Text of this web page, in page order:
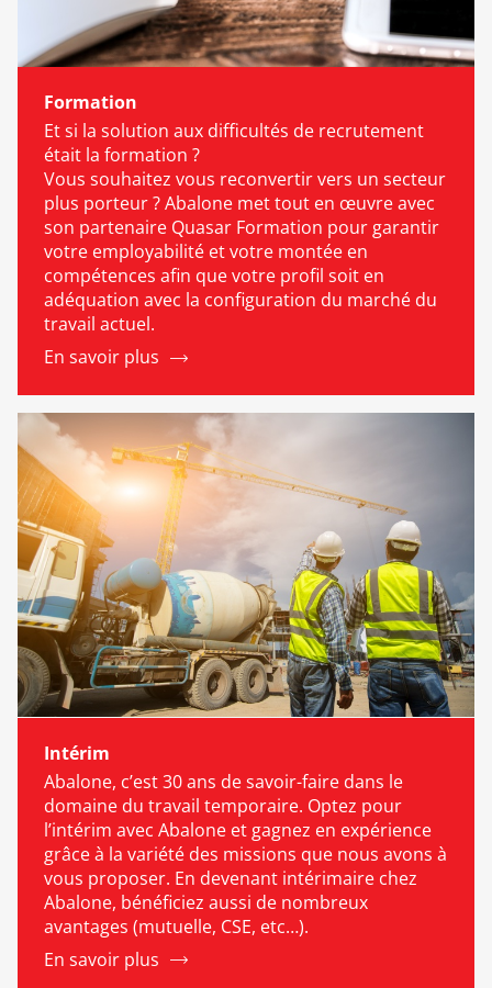
Formation
Et si la solution aux difficultés de recrutement
était la formation ?
Vous souhaitez vous reconvertir vers un secteur
plus porteur ? Abalone met tout en œuvre avec
son partenaire Quasar Formation pour garantir
votre employabilité et votre montée en
compétences afin que votre profil soit en
adéquation avec la configuration du marché du
travail actuel.
En savoir plus
Intérim
Abalone, c’est 30 ans de savoir-faire dans le
domaine du travail temporaire. Optez pour
l’intérim avec Abalone et gagnez en expérience
grâce à la variété des missions que nous avons à
vous proposer. En devenant intérimaire chez
Abalone, bénéficiez aussi de nombreux
avantages (mutuelle, CSE, etc…).
En savoir plus